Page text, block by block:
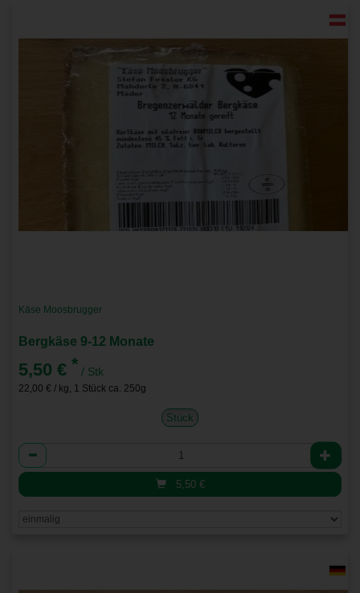
Käse Moosbrugger
Bergkäse 9-12 Monate
5,50 € * / Stk
22,00 € / kg, 1 Stück ca. 250g
Stück
Anzahl
5,50 €